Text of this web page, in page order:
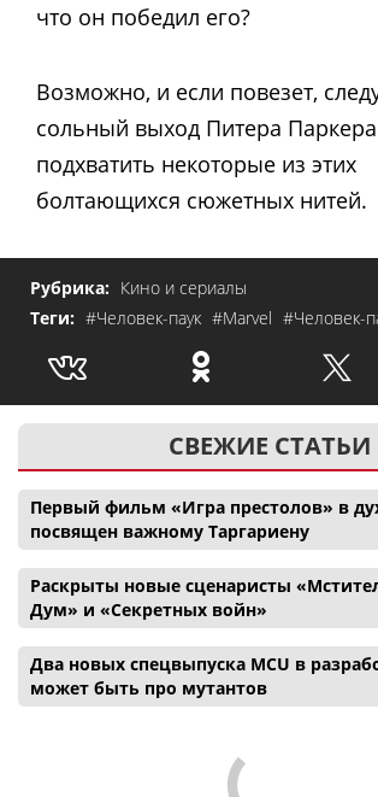
что он победил его?
Возможно, и если повезет,
сольный выход Питера
подхватить некоторые из этих
болтающихся сюжетных нитей.
Рубрика: Кино и сериалы
Теги: #Человек-паук #Marvel #Человек-
СВЕЖИЕ СТАТЬИ
Первый фильм «Игра престолов» в
посвящен важному Таргариену
Раскрыты новые сценаристы
Дум» и «Секретных войн»
Два новых спецвыпуска MCU в
может быть про мутантов